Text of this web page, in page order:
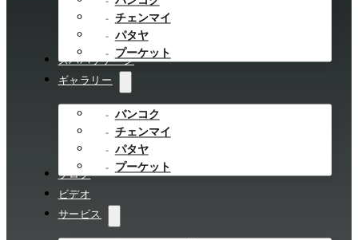
チェンマイ
パタヤ
プーケット
スパパッケージ
ギャラリー
バンコク
チェンマイ
パタヤ
プーケット
ブログ
ビデオ
サービス